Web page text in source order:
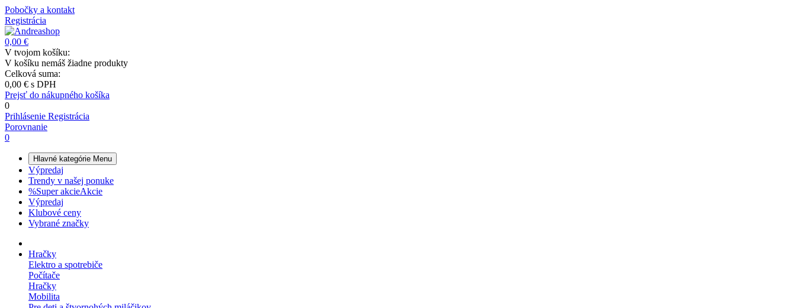
Pobočky a kontakt
Registrácia
0,00 €
V tvojom košíku:
V košíku nemáš žiadne produkty
Celková suma:
0,00 € s DPH
Prejsť do nákupného košíka
0
Prihlásenie Registrácia
Porovnanie
0
Hlavné kategórie Menu
Výpredaj
Trendy v našej ponuke
%Super akcieAkcie
Výpredaj
Klubové ceny
Vybrané značky
Hračky
Elektro a spotrebiče
Počítače
Hračky
Mobilita